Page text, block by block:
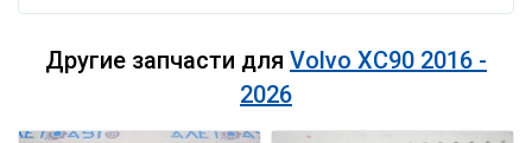
Другие запчасти для Volvo XC90 2016 -
2026